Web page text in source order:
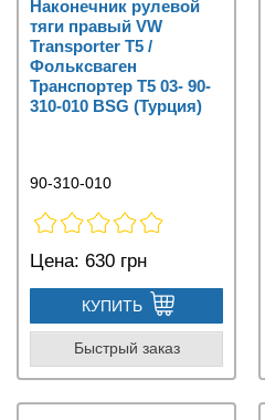
Наконечник рулевой
тяги правый VW
Transporter T5 /
Фольксваген
Транспортер Т5 03- 90-
310-010 BSG (Турция)
90-310-010
Цена: 630 грн
КУПИТЬ
Быстрый заказ